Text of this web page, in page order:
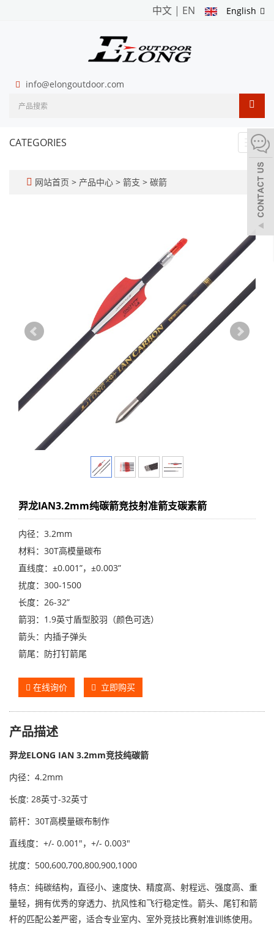
English
中文 | EN
info@elongoutdoor.com
CATEGORIES
网站首页 > 产品中心 > 箭支 > 碳箭
羿龙IAN3.2mm纯碳箭竞技射准箭支碳素箭
内径：3.2mm
材料：30T高模量碳布
直线度：±0.001”，±0.003”
扰度：300-1500
长度：26-32”
箭羽：1.9英寸盾型胶羽（颜色可选）
箭头：内插子弹头
箭尾：防打钉箭尾
在线询价 立即购买
产品描述
羿龙ELONG IAN 3.2mm竞技纯碳箭
内径：4.2mm
长度: 28英寸-32英寸
箭杆：30T高模量碳布制作
直线度：+/- 0.001"， +/- 0.003"
扰度： 500,600,700,800,900,1000
特点：纯碳结构，直径小、速度快、精度高、射程远、强度高、重
量轻，拥有优秀的穿透力、抗风性和飞行稳定性。箭头、尾钉和箭
杆的匹配公差严密，适合专业室内、室外竞技比赛射准训练使用。